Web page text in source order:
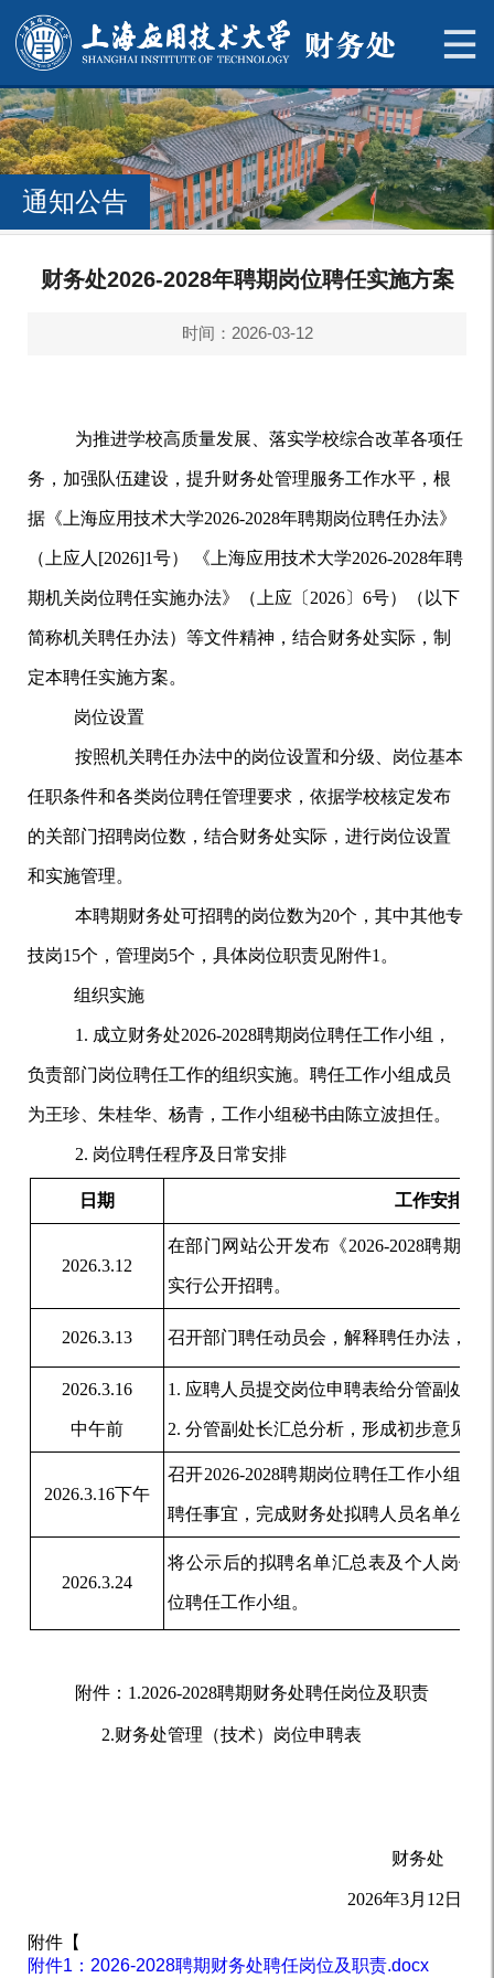
通知公告
财务处2026-2028年聘期岗位聘任实施方案
时间：2026-03-12
为推进学校高质量发展、落实学校综合改革各项任
务，加强队伍建设，提升财务处管理服务工作水平，根
据 《 上海应用技术大学2026-2028年聘期岗位聘任办法》
（ 上应人 [2026]1号） 《 上海应用技术大学2026-2028年聘
期机关岗位聘任实施办法》（上应〔 2026〕 6号） （以下
简称机关聘任办法） 等文件精神，结合财务处实际，制
定本聘任实施方案。
岗位设置
按照机关聘任办法中的岗位设置和分级、岗位基本
任职条件和各类岗位聘任管理要求，依据学校核定发布
的关部门招聘岗位数， 结合财务处实际，进行岗位设置
和实施管理。
本聘期财务处可招聘的岗位数为20个，其中其他专
技岗15个 ，管理岗5个，具体岗位职责见附件1 。
组织实施
成立财务处2026-2028聘期岗位聘任工作小组，
负责部门岗位聘任工作的组织实施。 聘任工作小组成员
为王珍、朱桂华、杨青，工作小组秘书由陈立波担任。
岗位聘任程序及日常安排
日期 工作安排
2026.3.12
在部门 网站公开发布 《2026-2028聘期财
实行公开招聘。
2026.3.13 召开部门聘任动员会 ， 解释聘任办法，布
2026.3.16
中午前
应聘人员提交岗位申聘表给分管副处长
分管副处长汇总分析，形成初步意见。
2026.3.16下午
召开2026-2028聘期岗位聘任工作小组
聘任事宜，完成财务处拟聘人员名单公示
2026.3.24
将公示后的拟聘名单汇总表及个人岗位
位聘任工作小组。
附件： 1.2026-2028聘期财务处聘任岗位及职责
2.财务处管理（技术）岗位申聘表
财务处
2026年3月 12 日
附件【
附件1：2026-2028聘期财务处聘任岗位及职责.docx